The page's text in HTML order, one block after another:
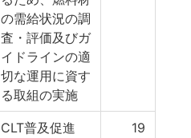
の需給状況の調
査・評価及びガ
イドラインの適
切な運用に資す
る取組の実施
CLT普及促進 19